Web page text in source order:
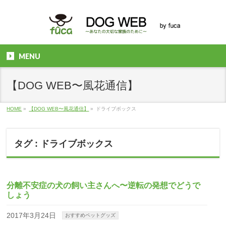
MENU
【DOG WEB〜風花通信】
HOME » 【DOG WEB〜風花通信】 » ドライブボックス
タグ : ドライブボックス
分離不安症の犬の飼い主さんへ〜逆転の発想でどうで
しょう
2017年3月24日 おすすめペットグッズ